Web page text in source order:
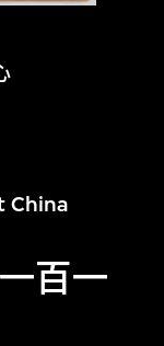
China
百一